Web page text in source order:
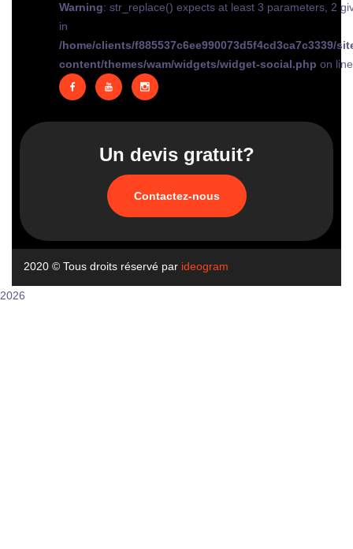
Warning: str_replace() expects at least 3 parameters, 2
in
/home/clients/f885537c6ee990073d5f4cd3ca7c3339/
content/themes/wam/widgets/widget-social.php on
Un devis gratuit?
Contactez-nous
2020 © Tous droits réservé par ideogram
2026